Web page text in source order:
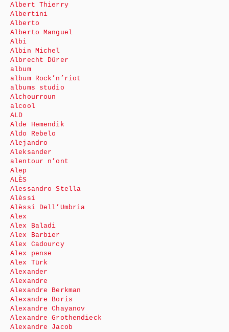
Albert Thierry
Albertini
Alberto
Alberto Manguel
Albi
Albin Michel
Albrecht Dürer
album
album Rock’n’riot
albums studio
Alchourroun
alcool
ALD
Alde Hemendik
Aldo Rebelo
Alejandro
Aleksander
alentour n’ont
Alep
ALÈS
Alessandro Stella
Alèssi
Alèssi Dell’Umbria
Alex
Alex Baladi
Alex Barbier
Alex Cadourcy
Alex pense
Alex Türk
Alexander
Alexandre
Alexandre Berkman
Alexandre Boris
Alexandre Chayanov
Alexandre Grothendieck
Alexandre Jacob